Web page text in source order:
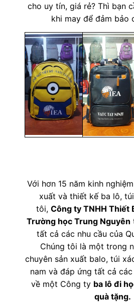
cho uy tín, giá rẻ? Thì bạn
khi may để đảm bảo
Với hơn 15 năm kinh
xuất và thiết kế ba lô,
tôi, Công ty TNHH Thiết
Trường học Trung Nguyên
tất cả các nhu cầu của
Chúng tôi là một trong
chuyên sản xuất balo, túi
nam và đáp ứng tất cả
về một Công ty ba lô đi
quà tặng.